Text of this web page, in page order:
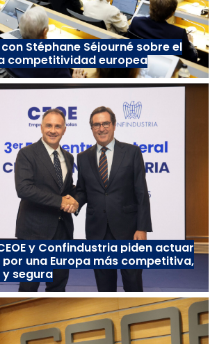
con Stéphane Séjourné sobre el
competitividad europea
y Confindustria piden actuar
una Europa más competitiva,
segura